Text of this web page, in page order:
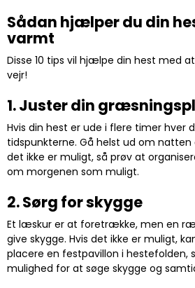
Sådan hjælper du din
varmt
Disse 10 tips vil hjælpe din hest med
vejr!
1. Juster din
Hvis din hest er ude i flere timer hver
tidspunkterne. Gå helst ud om natten
det ikke er muligt, så prøv at
om morgenen som muligt.
2. Sørg for skygge
Et læskur er at foretrække, men en
give skygge. Hvis det ikke er muligt,
placere en festpavillon i hestefolden,
mulighed for at søge skygge og